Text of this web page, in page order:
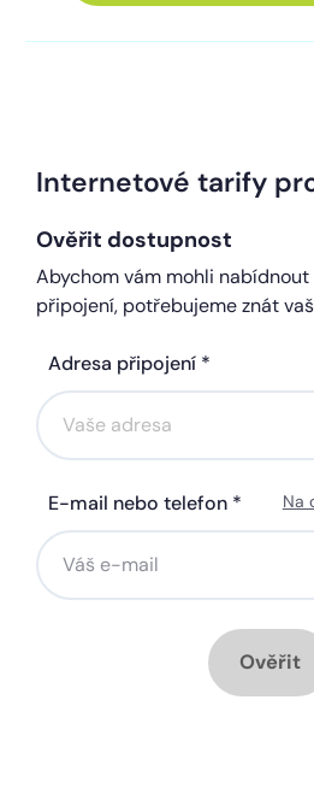
Internetové tarify
Ověřit dostupnost
Abychom vám mohli
připojení, potřebujeme znát
Adresa připojení *
E-mail nebo telefon * Na
Ověřit